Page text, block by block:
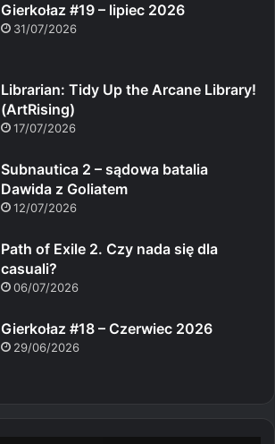
Gierkołaz #19 – lipiec 2026
31/07/2026
Librarian: Tidy Up the Arcane Library!
(ArtRising)
17/07/2026
Subnautica 2 – sądowa batalia
Dawida z Goliatem
12/07/2026
Path of Exile 2. Czy nada się dla
casuali?
06/07/2026
Gierkołaz #18 – Czerwiec 2026
29/06/2026